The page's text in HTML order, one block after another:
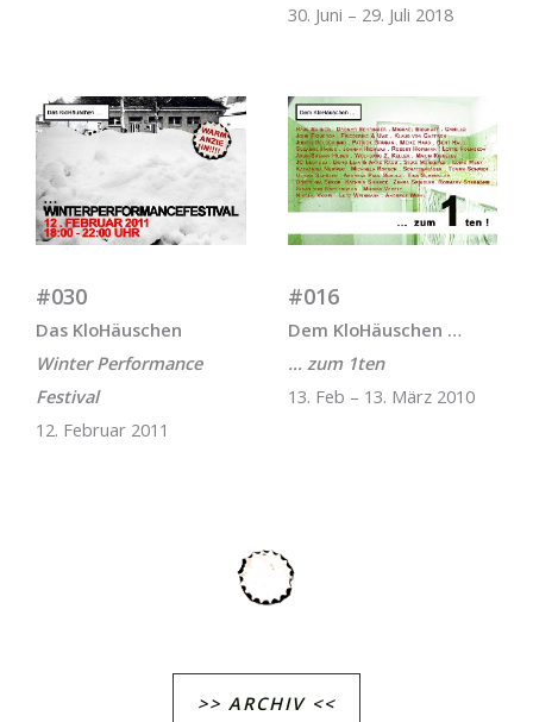
30. Juni – 29. Juli 2018
#030
Das KloHäuschen
Winter Performance
Festival
12. Februar 2011
#016
Dem KloHäuschen …
… zum 1ten
13. Feb – 13. März 2010
>> ARCHIV <<